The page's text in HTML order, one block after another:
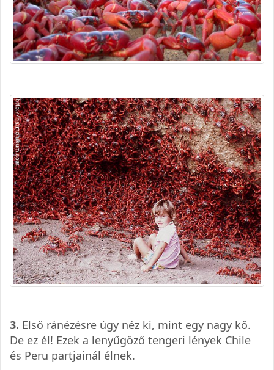
3. Első ránézésre úgy néz ki, mint egy nagy kő.
De ez él! Ezek a lenyűgöző tengeri lények Chile
és Peru partjainál élnek.